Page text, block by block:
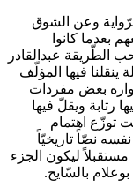
وعن الشوق
بعدما كانوا
الطّريقة عبدالقادر
فيها المؤلّف
بعض مفردات
رتابة ويقلّ فيها
توزّع اهتمام
نصّاً تاريخيّاً
ليكون الجزء
بالسّايح.